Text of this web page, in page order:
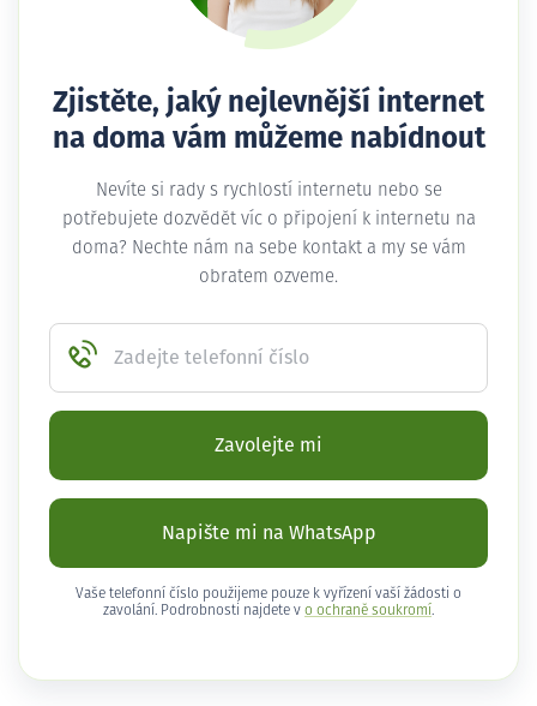
Zjistěte, jaký nejlevnější internet
na doma vám můžeme nabídnout
Nevíte si rady s rychlostí internetu nebo se
potřebujete dozvědět víc o připojení k internetu na
doma? Nechte nám na sebe kontakt a my se vám
obratem ozveme.
Zadejte telefonní číslo
Zavolejte mi
Napište mi na WhatsApp
Vaše telefonní číslo použijeme pouze k vyřízení vaší žádosti o
zavolání. Podrobnosti najdete v o ochraně soukromí .